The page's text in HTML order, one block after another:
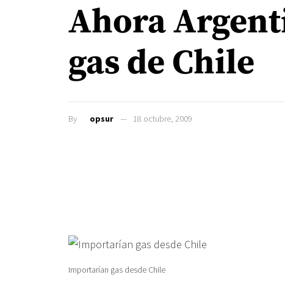
Ahora
gas de Chile
By opsur 18 octubre, 2009
Importarían gas desde Chile